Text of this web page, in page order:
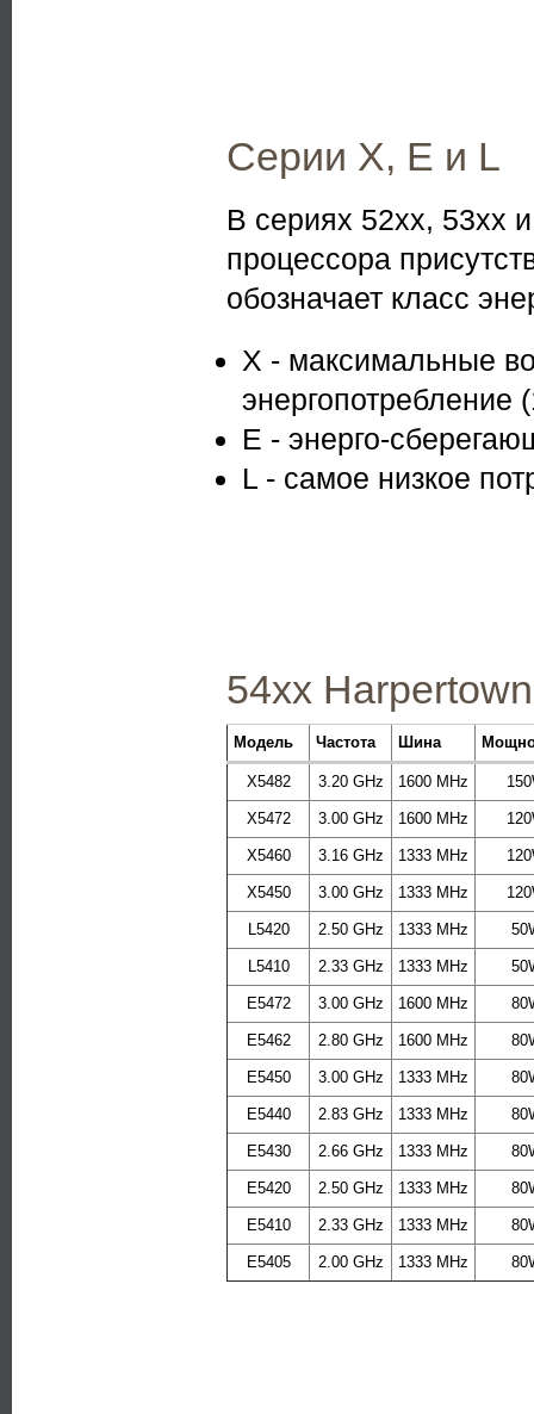
Серии X, E и L
В сериях 52хх, 53хх
процессора
обозначает класс
X - максимальные
энергопотребление
E - энерго-
L - самое низкое
54xx Harpertown
Модель Частота Шина
X5482 3.20 GHz 1600 MHz
X5472 3.00 GHz 1600 MHz
X5460 3.16 GHz 1333 MHz
X5450 3.00 GHz 1333 MHz
L5420 2.50 GHz 1333 MHz
L5410 2.33 GHz 1333 MHz
E5472 3.00 GHz 1600 MHz
E5462 2.80 GHz 1600 MHz
E5450 3.00 GHz 1333 MHz
E5440 2.83 GHz 1333 MHz
E5430 2.66 GHz 1333 MHz
E5420 2.50 GHz 1333 MHz
E5410 2.33 GHz 1333 MHz
E5405 2.00 GHz 1333 MHz